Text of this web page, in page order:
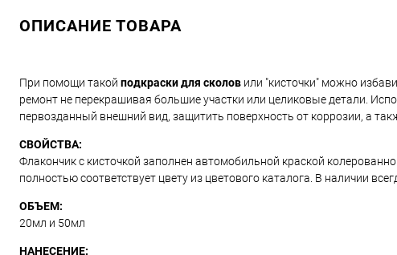
ОПИСАНИЕ ТОВАРА
При помощи такой подкраски для сколов или "кисточки" можно
ремонт не перекрашивая большие участки или целиковые детали.
первозданный внешний вид, защитить поверхность от коррозии, а
СВОЙСТВА:
Флакончик с кисточкой заполнен автомобильной краской
полностью соответствует цвету из цветового каталога. В наличии
ОБЪЕМ:
20мл и 50мл
НАНЕСЕНИЕ: